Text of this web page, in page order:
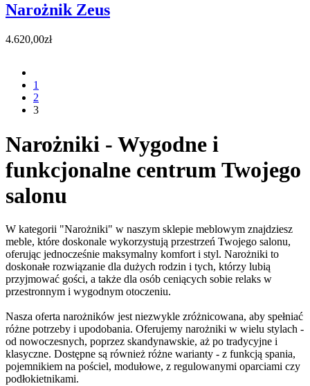
Narożnik Zeus
4.620,00zł
1
2
3
Narożniki - Wygodne i
funkcjonalne centrum Twojego
salonu
W kategorii "Narożniki" w naszym sklepie meblowym znajdziesz
meble, które doskonale wykorzystują przestrzeń Twojego salonu,
oferując jednocześnie maksymalny komfort i styl. Narożniki to
doskonałe rozwiązanie dla dużych rodzin i tych, którzy lubią
przyjmować gości, a także dla osób ceniących sobie relaks w
przestronnym i wygodnym otoczeniu.
Nasza oferta narożników jest niezwykle zróżnicowana, aby spełniać
różne potrzeby i upodobania. Oferujemy narożniki w wielu stylach -
od nowoczesnych, poprzez skandynawskie, aż po tradycyjne i
klasyczne. Dostępne są również różne warianty - z funkcją spania,
pojemnikiem na pościel, modułowe, z regulowanymi oparciami czy
podłokietnikami.